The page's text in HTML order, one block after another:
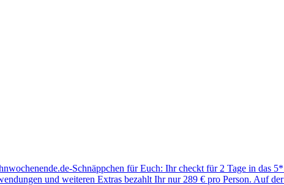
Schnäppchen für Euch: Ihr checkt für 2 Tage in das
und weiteren Extras bezahlt Ihr nur 289 € pro Person. Auf